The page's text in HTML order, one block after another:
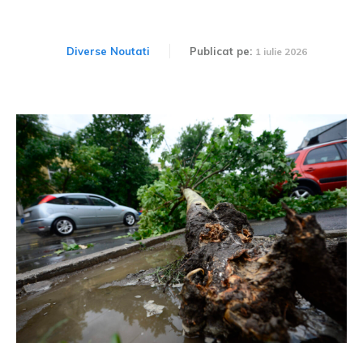
Diverse Noutati Publicat pe: 1 iulie 2026